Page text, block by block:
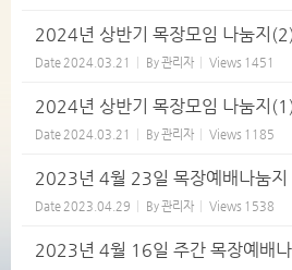
2024년 상반기 목장모임 나눔지
Date 2024.03.21 By관리자 Views 1451
2024년 상반기 목장모임 나눔지
Date 2024.03.21 By관리자 Views 1185
2023년 4월 23일 목장예배나눔지
Date 2023.04.29 By관리자 Views 1538
2023년 4월 16일 주간 목장예배나